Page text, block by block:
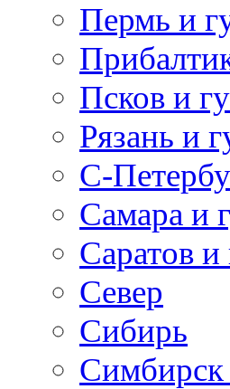
Пермь и
Псков и
Рязань и
С-
Самара и
Саратов и
Север
Сибирь
Симбирск